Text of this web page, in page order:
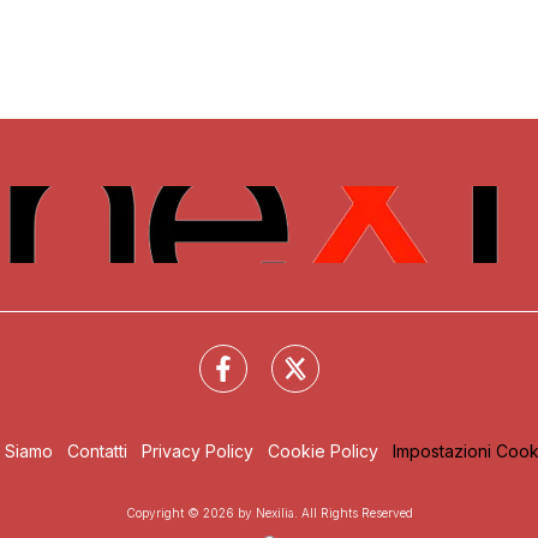
Siamo Contatti Privacy Policy Cookie Policy Impostazioni
Copyright © 2026 by Nexilia. All Rights Reserved